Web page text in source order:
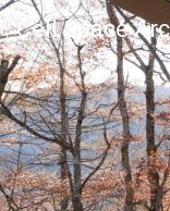
Cell Space